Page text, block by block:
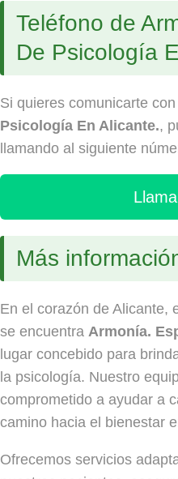
Teléfono de
De Psicología
Si quieres comunicarte con
Psicología En Alicante.,
llamando al siguiente
Más
En el corazón de Alicante,
se encuentra Armonía.
lugar concebido para
la psicología. Nuestro
comprometido a ayudar a
camino hacia el bienestar
Ofrecemos servicios